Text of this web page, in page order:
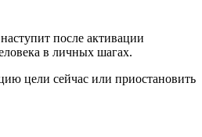
после активации
в личных шагах.
цели сейчас или приостановить